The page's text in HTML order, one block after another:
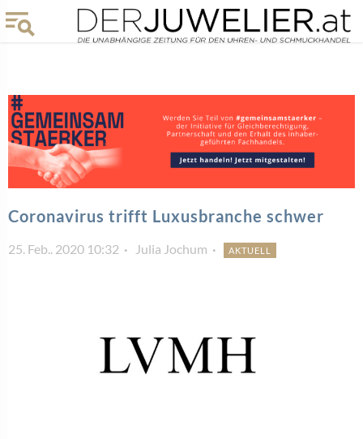
Coronavirus trifft Luxusbranche schwer
25. Feb.. 2020 10:32 Julia Jochum AKTUELL